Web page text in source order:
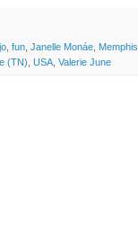
fun Janelle Monáe Memphis
(TN) USA Valerie June